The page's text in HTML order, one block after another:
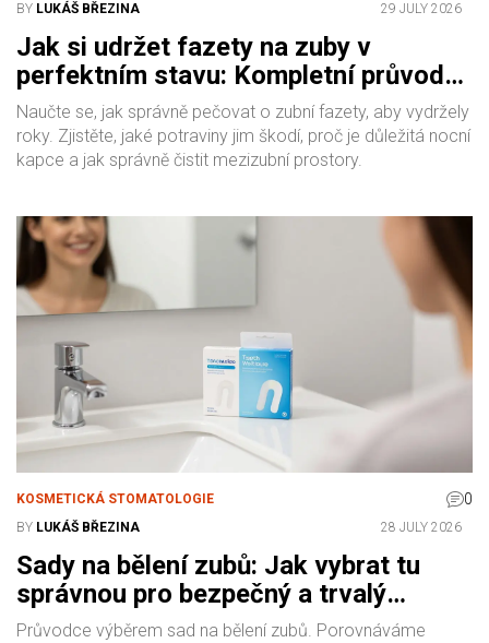
BY LUKÁŠ BŘEZINA 29 JULY 2026
Jak si udržet fazety na zuby v
perfektním stavu: Kompletní průvodce
péčí
Naučte se, jak správně pečovat o zubní fazety, aby vydržely
roky. Zjistěte, jaké potraviny jim škodí, proč je důležitá nocní
kapce a jak správně čistit mezizubní prostory.
KOSMETICKÁ STOMATOLOGIE 0
BY LUKÁŠ BŘEZINA 28 JULY 2026
Sady na bělení zubů: Jak vybrat tu
správnou pro bezpečný a trvalý
výsledek
Průvodce výběrem sad na bělení zubů. Porovnáváme